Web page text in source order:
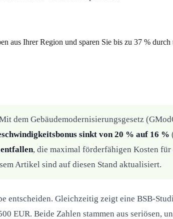
aus Ihrer Region und sparen Sie bis zu 37 %
dem Gebäudemodernisierungsgesetz
sinkt von 20 % auf 16 %
, die maximal förderfähigen Kosten
Artikel sind auf diesen Stand aktualisiert.
entscheiden. Gleichzeitig zeigt eine BSB-
EUR. Beide Zahlen stammen aus seriösen,